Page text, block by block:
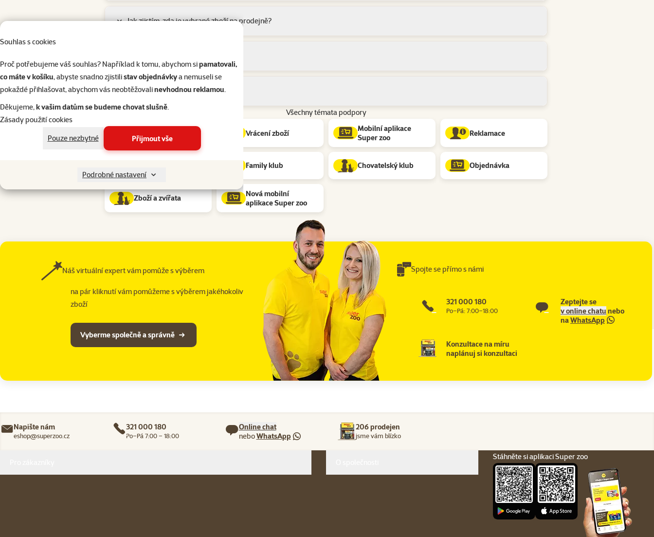
Souhlas s cookies
Proč potřebujeme váš souhlas? Například k tomu, abychom sipamatovali,
co máte v košíku, abyste snadno zjistilistav objednávkya nemuseli se
pokaždé přihlašovat, abychom vás neobtěžovalinevhodnou reklamou.
Děkujeme,k vašim datům se budeme chovat slušně.
Zásady použití cookies
Pouze nezbytné
Přijmout vše
Podrobné nastavení
Jak zjistím, zda je vybrané zboží na prodejně?
Jak vytvořit objednávku?
Všechny témata podpory
Podkategorie
Vrácení zboží
Mobilní aplikace
Super zoo
Reklamace
Family klub Chovatelský klub Objednávka
Zboží a zvířata
Nová mobilní
aplikace Super zoo
Náš virtuální expert vám pomůže s výběrem
na pár kliknutí vám pomůžeme s výběrem jakéhokoliv
zboží
Vyberme společně a správně
Spojte se přímo s námi
321 000 180
Po–Pá: 7:00–18:00
Zeptejte se
v online chatunebo
naWhatsApp
Konzultace na míru
naplánuj si konzultaci
Napište nám
eshop@superzoo.cz
321 000 180
Po–Pá 7:00 – 18:00
Online chat
neboWhatsApp
206 prodejen
jsme vám blízko
Stáhněte si aplikaci Super zoo